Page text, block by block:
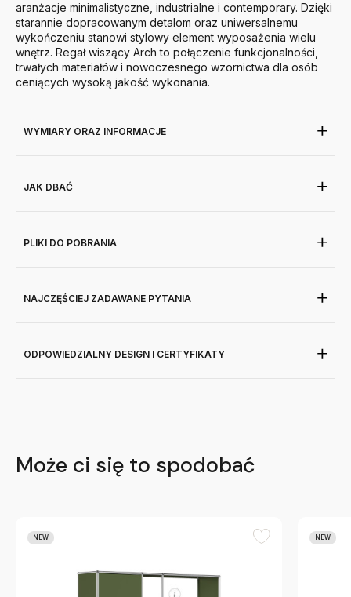
aranżacje minimalistyczne, industrialne i contemporary. Dzięki
starannie dopracowanym detalom oraz uniwersalnemu
wykończeniu stanowi stylowy element wyposażenia wielu
wnętrz. Regał wiszący Arch to połączenie funkcjonalności,
trwałych materiałów i nowoczesnego wzornictwa dla osób
ceniących wysoką jakość wykonania.
WYMIARY ORAZ INFORMACJE
JAK DBAĆ
PLIKI DO POBRANIA
NAJCZĘŚCIEJ ZADAWANE PYTANIA
ODPOWIEDZIALNY DESIGN I CERTYFIKATY
Może ci się to spodobać
NEW NEW